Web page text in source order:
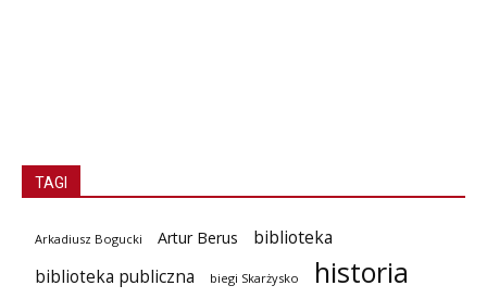
TAGI
Arkadiusz Bogucki Artur Berus
biblioteka
biblioteka publiczna
biegi Skarżysko historia